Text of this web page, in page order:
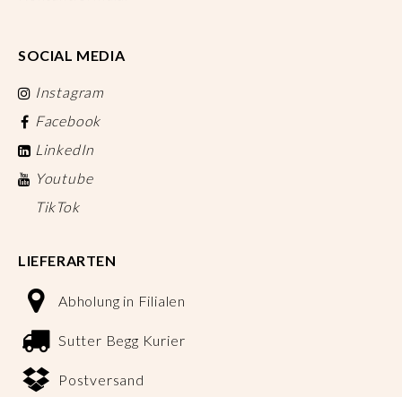
SOCIAL MEDIA
Instagram
Facebook
LinkedIn
Youtube
TikTok
LIEFERARTEN
Abholung in Filialen
Sutter Begg Kurier
Postversand